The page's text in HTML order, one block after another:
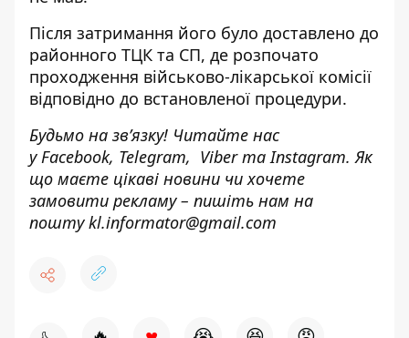
Після затримання його було доставлено до
районного ТЦК та СП, де розпочато
проходження військово-лікарської комісії
відповідно до встановленої процедури.
Будьмо на зв’язку! Читайте нас
уFacebook, Telegram, ViberтаInstagram. Як
що маєте цікаві новини чи хочете
замовити рекламу – пишіть нам на
поштуkl.informator@gmail.com